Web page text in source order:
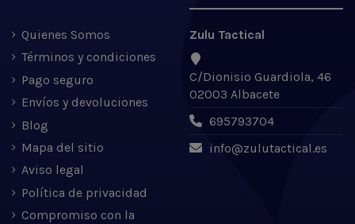
Quienes Somos
Términos y condiciones
Pago seguro
Envíos y devoluciones
Blog
Mapa del sitio
Aviso legal
Política de privacidad
Compromiso con la
Zulu Tactical
C/Dionisio Guardiola, 46
02003 Albacete
695793704
info@zulutactical.es